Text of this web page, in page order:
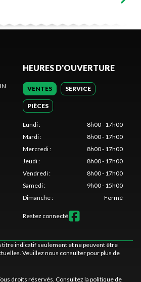
HEURES D'OUVERTURE
VENTES SERVICE
PIÈCES
Lundi:
8h00 - 17h00
Mardi:
8h00 - 17h00
Mercredi:
8h00 - 17h00
Jeudi:
8h00 - 17h00
Vendredi:
8h00 - 17h00
Samedi:
9h00 - 15h00
Dimanche: Fermé
Restez connecté
titre indicatif seulement et ne peuvent être
Veuillez nous consulter pour plus de
droits réservés. Consultez la politique de